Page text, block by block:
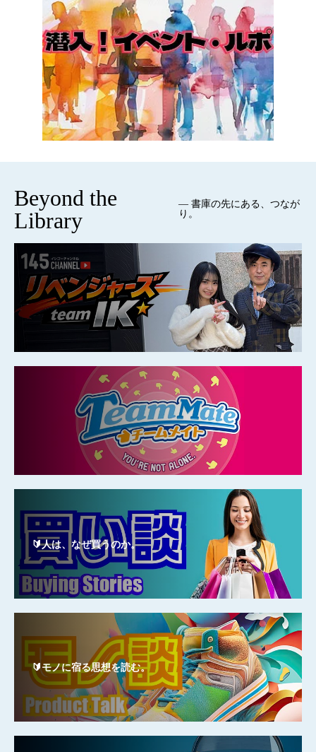
Beyond the
Library
— 書庫の先にある、つなが
り。
🔰人は、なぜ買うのか。
🔰モノに宿る思想を読む。